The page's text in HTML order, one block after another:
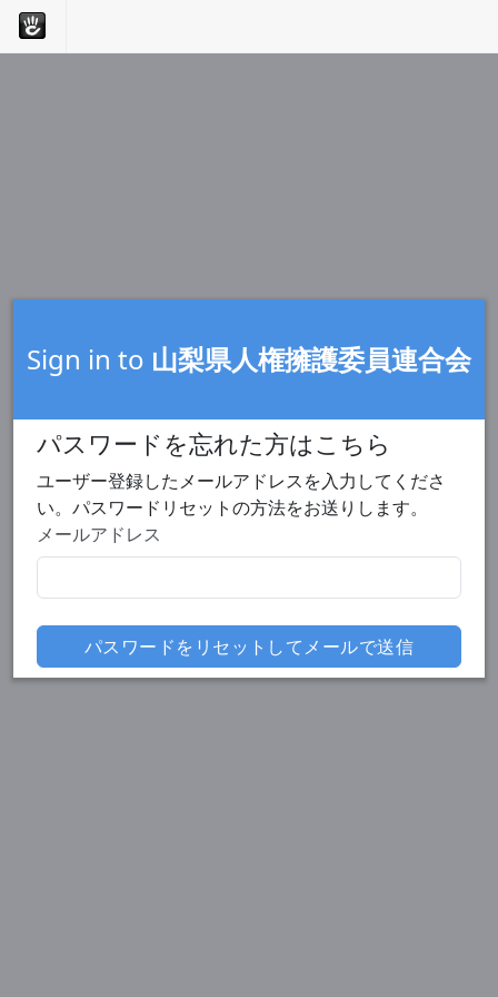
Sign in to 山梨県人権擁護委員連合会
パスワードを忘れた方はこちら
ユーザー登録したメールアドレスを入力してくださ
い。パスワードリセットの方法をお送りします。
メールアドレス
パスワードをリセットしてメールで送信